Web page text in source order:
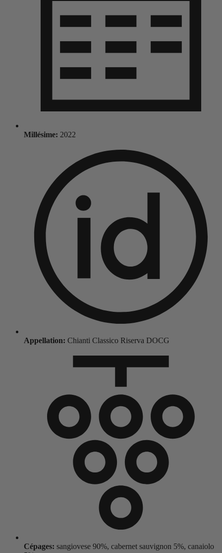
Millésime: 2022
Appellation: Chianti Classico Riserva DOCG
Cépages: sangiovese 90%, cabernet sauvignon 5%, canaiolo